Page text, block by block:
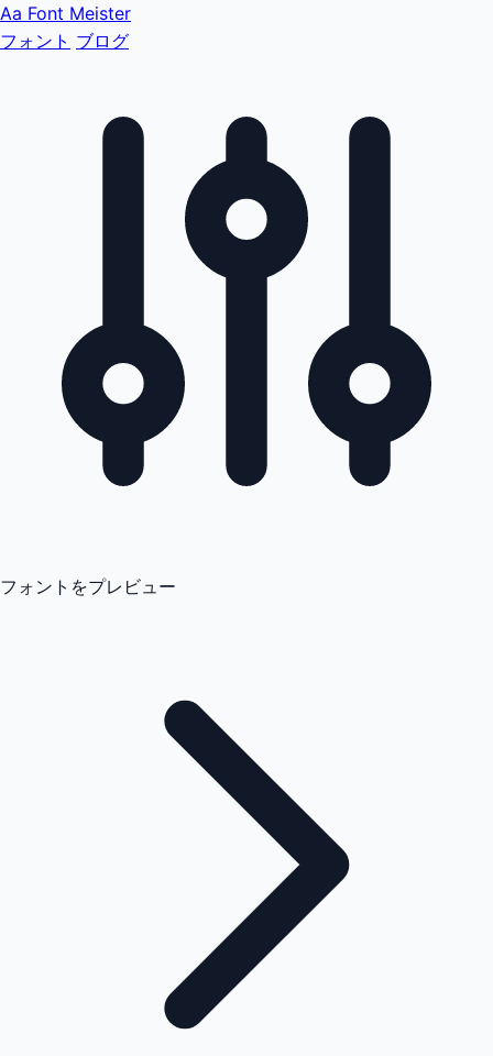
Aa Font Meister
フォント ブログ
フォントをプレビュー